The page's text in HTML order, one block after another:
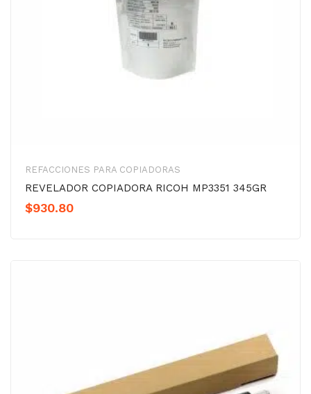
REFACCIONES PARA COPIADORAS
REVELADOR COPIADORA RICOH MP3351 345GR
$930.80